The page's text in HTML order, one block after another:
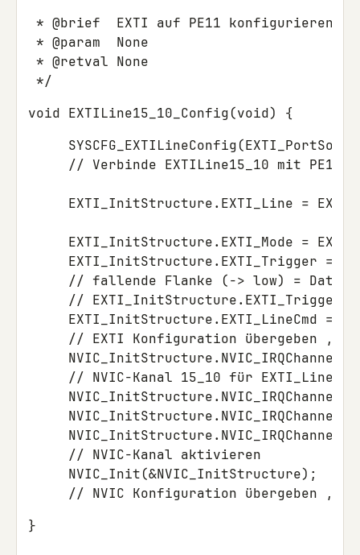
* @brief  EXTI auf PE11 konfigurieren
* @param  None
* @retval None
void EXTILine15_10_Config(void) {
     // Verbinde EXTILine15_10 mit PE11
EXTI_InitStructure.EXTI_Line =
EXTI_InitStructure.EXTI_Mode =
EXTI_InitStructure.EXTI_Trigger =
// fallende Flanke (-> low) = Daten
// EXTI_InitStructure.EXTI_Trigger
EXTI_InitStructure.EXTI_LineCmd =
// EXTI Konfiguration übergeben ,
     // NVIC-Kanal 15_10 für EXTI_Line 11
     // NVIC-Kanal aktivieren
     NVIC_Init(&NVIC_InitStructure);
}